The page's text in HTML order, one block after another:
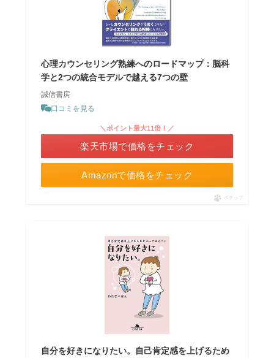
心理カウンセリング熟練へのロードマップ：脳科
学と2つの統合モデルで越える7つの壁
誠信書房
口コミを見る
Amazonで価格をチェック
＼ポイント最大11倍！／
楽天市場で価格をチェック
ポチップ
自分を好きになりたい。自己肯定感を上げるため